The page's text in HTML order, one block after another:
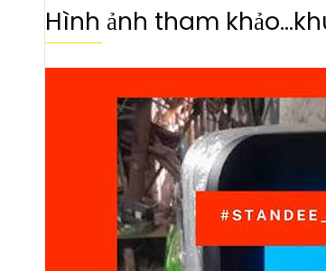
Hình ảnh tham